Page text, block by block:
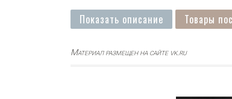
Показать описание Товары
Материал размещен на сайте vk.ru